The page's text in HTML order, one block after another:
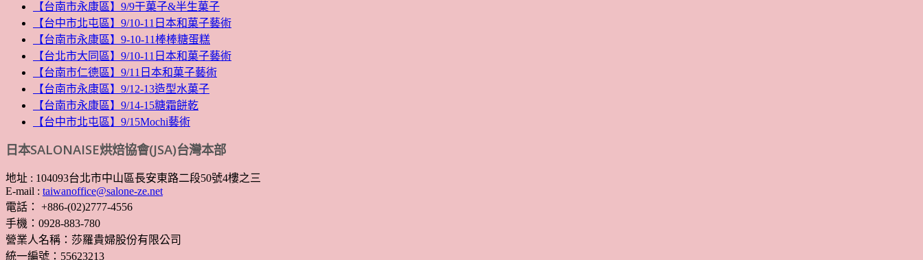
【台南市永康區】9/9干菓子&半生菓子
【台中市北屯區】9/10-11日本和菓子藝術
【台南市永康區】9-10-11棒棒糖蛋糕
【台北市大同區】9/10-11日本和菓子藝術
【台南市仁德區】9/11日本和菓子藝術
【台南市永康區】9/12-13造型水菓子
【台南市永康區】9/14-15糖霜餅乾
【台中市北屯區】9/15Mochi藝術
日本SALONAISE烘焙協會(JSA)台灣本部
地址 : 104093台北市中山區長安東路二段50號4樓之三
E-mail : taiwanoffice@salone-ze.net
電話： +886-(02)2777-4556
手機：0928-883-780
營業人名稱：莎羅貴婦股份有限公司
統一編號：55623213